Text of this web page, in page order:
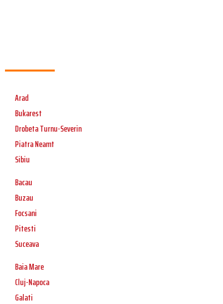
Arad
Bukarest
Drobeta Turnu-Severin
Piatra Neamt
Sibiu
Bacau
Buzau
Focsani
Pitesti
Suceava
Baia Mare
Cluj-Napoca
Galati